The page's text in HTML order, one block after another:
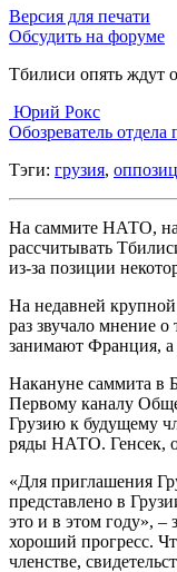
Версия для печати
Обсудить на форуме
Тбилиси опять ждут
Юрий Рокс
Обозреватель
Тэги: грузия,
На саммите НАТО,
рассчитывать
из-за позиции
На недавней
раз звучало мнение
занимают Франция, а
Накануне саммита в
Первому каналу
Грузию к будущему
ряды НАТО. Генсек,
«Для приглашения
представлено в
это и в этом году», –
хороший прогресс.
членстве,